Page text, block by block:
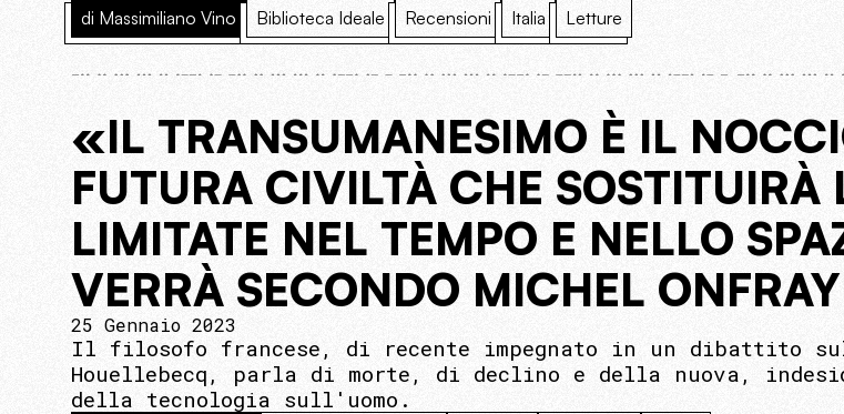
di Massimiliano Vino Biblioteca Ideale Recensioni Italia Letture
«IL TRANSUMANESIMO È IL
FUTURA CIVILTÀ CHE SOSTITUIRÀ
LIMITATE NEL TEMPO E NELLO
VERRÀ SECONDO MICHEL ONFRAY
25 Gennaio 2023
Il filosofo francese, di recente impegnato in un dibattito
Houellebecq, parla di morte, di declino e della nuova,
della tecnologia sull'uomo.